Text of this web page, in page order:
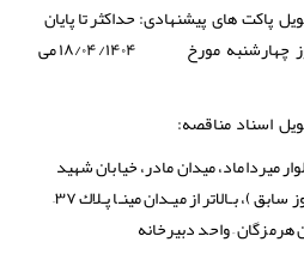
حداکثر تا پایان
وقت اداری روز چهارشنبه مورخ ۱۸/۰۴/۱۴۰۴ می
اسناد مناقصه:
میرداماد، میدان مادر، خیابان شهید
سنجابی ( بهروز سابق )، بـالاتر از میـدان مینـا پـلاك ۳۷–
– واحد دبیرخانه